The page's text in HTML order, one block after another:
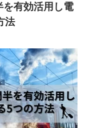
を有効活用し電
法